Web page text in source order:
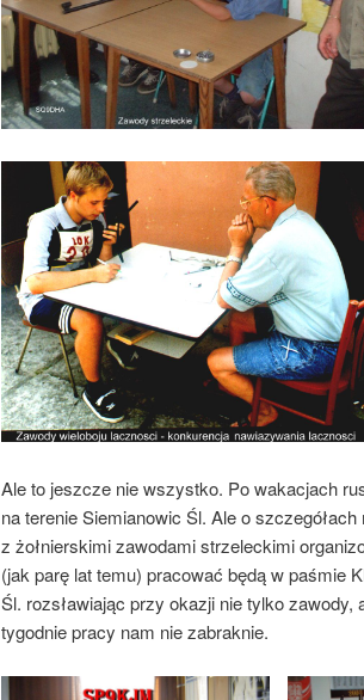
Ale to jeszcze nie wszystko. Po wakacjach
na terenie Siemianowic Śl. Ale o
z żołnierskimi zawodami strzeleckimi
(jak parę lat temu) pracować będą w paśmie
Śl. rozsławiając przy okazji nie tylko
tygodnie pracy nam nie zabraknie.